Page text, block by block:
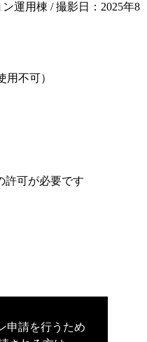
申請を行うため
運用棟 / 撮影日：2025年8
不可）
許可が必要です